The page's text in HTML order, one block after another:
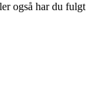
også har du fulgt